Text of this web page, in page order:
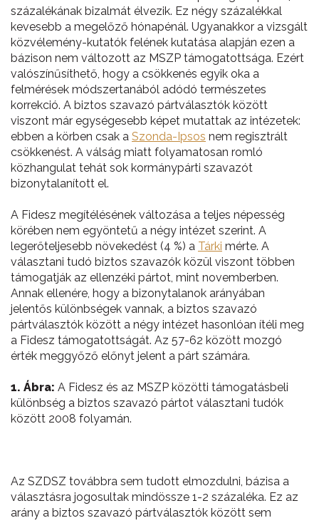
százalékának bizalmát élvezik. Ez négy százalékkal
kevesebb a megelőző hónapénál. Ugyanakkor a vizsgált
közvélemény-kutatók felének kutatása alapján ezen a
bázison nem változott az MSZP támogatottsága. Ezért
valószínűsíthető, hogy a csökkenés egyik oka a
felmérések módszertanából adódó természetes
korrekció. A biztos szavazó pártválasztók között
viszont már egységesebb képet mutattak az intézetek:
ebben a körben csak a Szonda-Ipsos nem regisztrált
csökkenést. A válság miatt folyamatosan romló
közhangulat tehát sok kormánypárti szavazót
bizonytalanított el.
A Fidesz megítélésének változása a teljes népesség
körében nem egyöntetű a négy intézet szerint. A
legerőteljesebb növekedést (4 %) a Tárki mérte. A
választani tudó biztos szavazók közül viszont többen
támogatják az ellenzéki pártot, mint novemberben.
Annak ellenére, hogy a bizonytalanok arányában
jelentős különbségek vannak, a biztos szavazó
pártválasztók között a négy intézet hasonlóan ítéli meg
a Fidesz támogatottságát. Az 57-62 között mozgó
érték meggyőző előnyt jelent a párt számára.
1. Ábra: A Fidesz és az MSZP közötti támogatásbeli
különbség a biztos szavazó pártot választani tudók
között 2008 folyamán.
Az SZDSZ továbbra sem tudott elmozdulni, bázisa a
választásra jogosultak mindössze 1-2 százaléka. Ez az
arány a biztos szavazó pártválasztók között sem